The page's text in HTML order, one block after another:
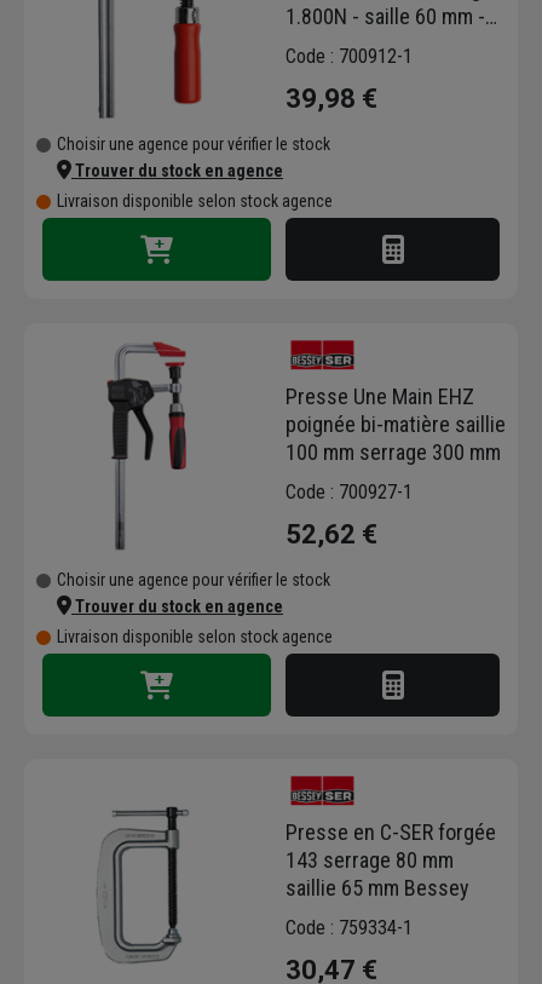
qualité unique avec leurs rails, leurs
mâchoires de serrage renforcées, et leurs
freins de blocage, ces presses assurent un
maintien permanent au serrage puissant et
efficace.
1.800N - saille 60 mm -
serrage 120 mm - Lot de
Code : 700912-1
39,98 €
Choisir une agence pour vérifier le stock
Trouver du stock en agence
Livraison disponible selon stock agence
Presse Une Main EHZ
poignée bi-matière saillie
100 mm serrage 300 mm
Code : 700927-1
52,62 €
Choisir une agence pour vérifier le stock
Trouver du stock en agence
Livraison disponible selon stock agence
Presse en C-SER forgée
143 serrage 80 mm
saillie 65 mm Bessey
Code : 759334-1
30,47 €